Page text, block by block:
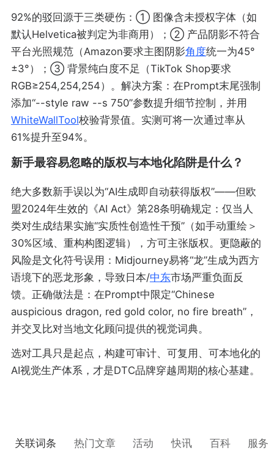
92%的驳回源于三类硬伤：① 图像含未授权字体（如
默认Helvetica被判定为非商用）；② 产品阴影不符合
平台光照规范（Amazon要求主图阴影角度统一为45°
±3°）；③ 背景纯白度不足（TikTok Shop要求
RGB≥254,254,254）。解决方案：在Prompt末尾强制
添加“--style raw --s 750”参数提升细节控制，并用
WhiteWallTool校验背景值。实测可将一次通过率从
61%提升至94%。
新手最容易忽略的版权与本地化陷阱是什么？
绝大多数新手误以为“AI生成即自动获得版权”——但欧
盟2024年生效的《AI Act》第28条明确规定：仅当人
类对生成结果实施“实质性创造性干预”（如手动重绘＞
30%区域、重构构图逻辑），方可主张版权。更隐蔽的
风险是文化符号误用：Midjourney易将“龙”生成为西方
语境下的恶龙形象，导致日本/中东市场严重负面反
馈。正确做法是：在Prompt中限定“Chinese
auspicious dragon, red gold color, no fire breath”，
并交叉比对当地文化顾问提供的视觉词典。
选对工具只是起点，构建可审计、可复用、可本地化的
AI视觉生产体系，才是DTC品牌穿越周期的核心基建。
关联词条 热门文章 活动 快讯 百科 服务